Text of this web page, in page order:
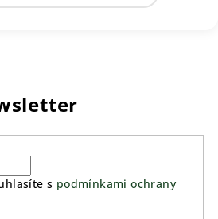
s podmínkami ochrany